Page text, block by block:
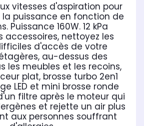
vitesses d'aspiration pour
puissance en fonction de
Puissance 160W. 12 kPa
accessoires, nettoyez les
d'accès de votre
au-dessus des
les meubles et les recoins,
plat, brosse turbo 2en1
LED et mini brosse ronde
filtre après le moteur qui
et rejette un air plus
aux personnes souffrant